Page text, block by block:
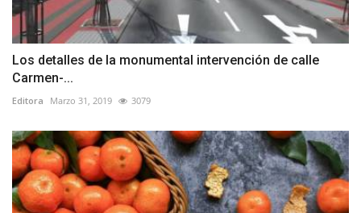
Los detalles de la monumental intervención de calle
Carmen-...
Editora Marzo 31, 2019 3079